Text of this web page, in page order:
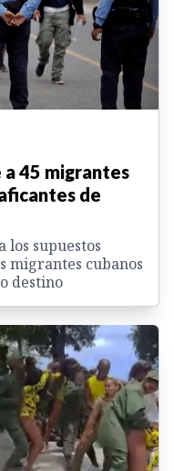
45 migrantes
de
los supuestos
migrantes cubanos
destino